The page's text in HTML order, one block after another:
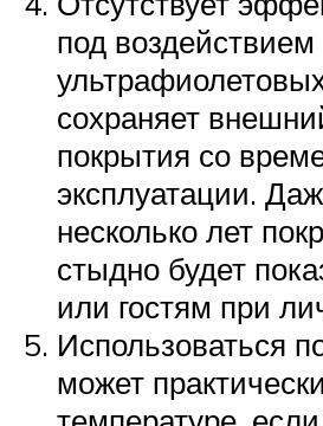
под воздействием
сохраняет
покрытия со
эксплуатации.
несколько лет
стыдно будет
или гостям при
Использоваться
может